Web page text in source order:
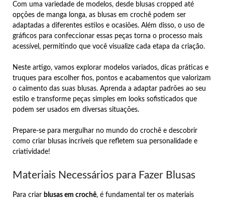
Com uma variedade de modelos, desde blusas cropped até
opções de manga longa, as blusas em crochê podem ser
adaptadas a diferentes estilos e ocasiões. Além disso, o uso de
gráficos para confeccionar essas peças torna o processo mais
acessível, permitindo que você visualize cada etapa da criação.
Neste artigo, vamos explorar modelos variados, dicas práticas e
truques para escolher fios, pontos e acabamentos que valorizam
o caimento das suas blusas. Aprenda a adaptar padrões ao seu
estilo e transforme peças simples em looks sofisticados que
podem ser usados em diversas situações.
Prepare-se para mergulhar no mundo do crochê e descobrir
como criar blusas incríveis que refletem sua personalidade e
criatividade!
Materiais Necessários para Fazer Blusas
Para criar blusas em crochê, é fundamental ter os materiais